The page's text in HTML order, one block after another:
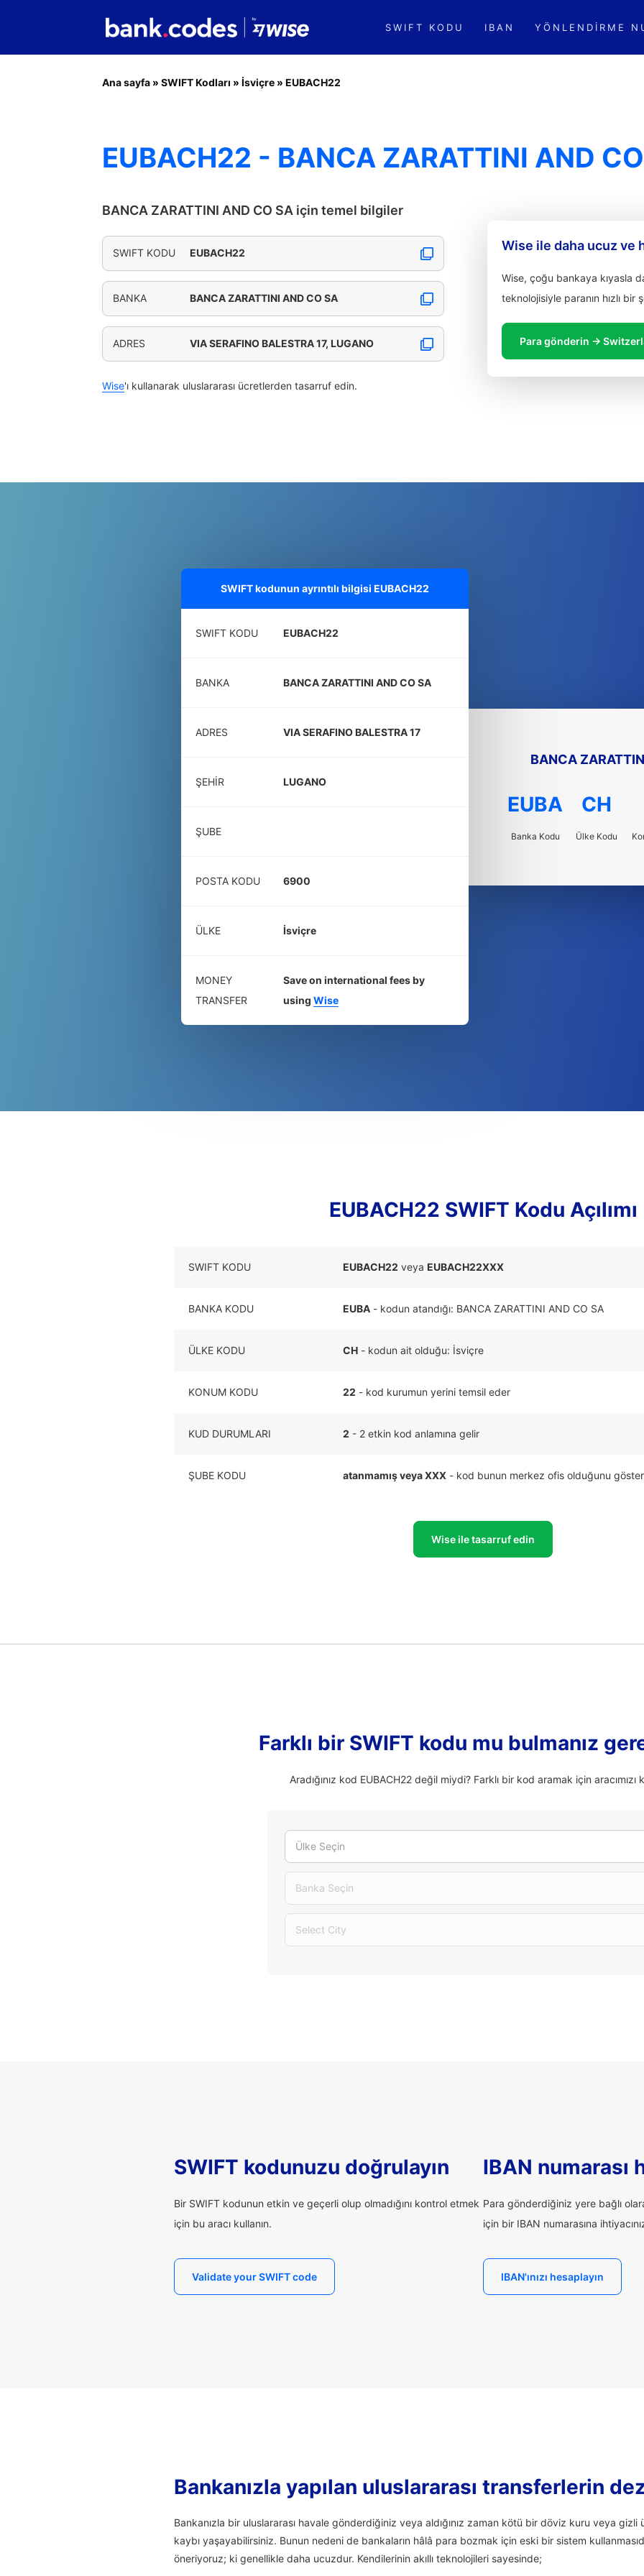
SWIFT KODU IBAN YÖNLENDIRME
Ana sayfa » SWIFT Kodları » İsviçre » EUBACH22
EUBACH22 - BANCA ZARATTINI AND
BANCA ZARATTINI AND CO SA için temel bilgiler
SWIFT KODU EUBACH22
BANKA BANCA ZARATTINI AND CO SA
ADRES VIA SERAFINO BALESTRA 17, LUGANO
Wise'ı kullanarak uluslararası ücretlerden tasarruf edin.
Wise ile daha ucuz ve
Wise, çoğu bankaya kıyasla
teknolojisiyle paranın hızlı bir
Para gönderin →
SWIFT kodunun ayrıntılı bilgisi EUBACH22
SWIFT KODU EUBACH22
BANKA BANCA ZARATTINI AND CO SA
ADRES VIA SERAFINO BALESTRA 17
ŞEHIR LUGANO
ŞUBE
POSTA KODU 6900
ÜLKE İsviçre
MONEY
TRANSFER
Save on international fees by
using Wise
BANCA
EUBA
Banka Kodu
CH
Ülke Kodu
EUBACH22 SWIFT Kodu Açılımı
SWIFT KODU EUBACH22 veya EUBACH22XXX
BANKA KODU EUBA - kodun atandığı: BANCA ZARATTINI AND CO SA
ÜLKE KODU CH - kodun ait olduğu: İsviçre
KONUM KODU 22 - kod kurumun yerini temsil eder
KUD DURUMLARI 2 - 2 etkin kod anlamına gelir
ŞUBE KODU atanmamış veya XXX - kod bunun merkez ofis olduğunu
Wise ile tasarruf edin
Farklı bir SWIFT kodu mu bulmanız
Aradığınız kod EUBACH22 değil miydi? Farklı bir kod aramak için aracımızı
Ülke Seçin
Banka Seçin
Select City
SWIFT kodunuzu doğrulayın
Bir SWIFT kodunun etkin ve geçerli olup olmadığını kontrol etmek
için bu aracı kullanın.
Validate your SWIFT code
IBAN numarası
Para gönderdiğiniz yere bağlı
için bir IBAN numarasına
IBAN'ınızı hesaplayın
Bankanızla yapılan uluslararası transferlerin
Bankanızla bir uluslararası havale gönderdiğiniz veya aldığınız zaman kötü bir döviz kuru veya
kaybı yaşayabilirsiniz. Bunun nedeni de bankaların hâlâ para bozmak için eski bir sistem
öneriyoruz; ki genellikle daha ucuzdur. Kendilerinin akıllı teknolojileri sayesinde;